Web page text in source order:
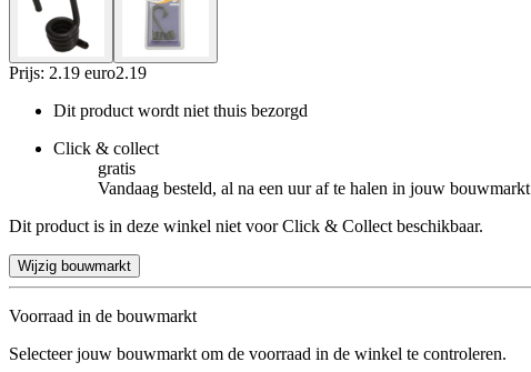
Prijs: 2.19 euro2.19
Dit product wordt niet thuis bezorgd
Click & collect
gratis
Vandaag besteld, al na een uur af te halen in jouw bouwmarkt
Dit product is in deze winkel niet voor Click & Collect beschikbaar.
Wijzig bouwmarkt
Voorraad in de bouwmarkt
Selecteer jouw bouwmarkt om de voorraad in de winkel te controleren.